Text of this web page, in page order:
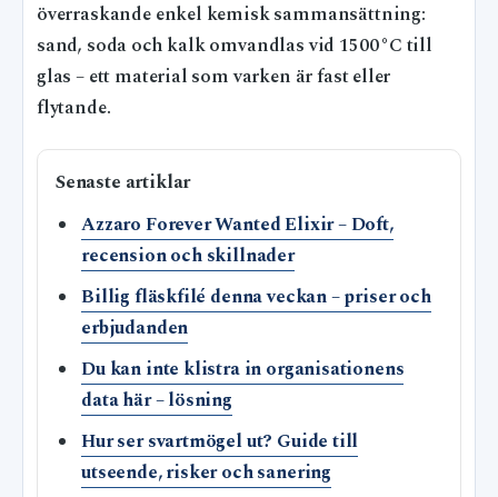
överraskande enkel kemisk sammansättning:
sand, soda och kalk omvandlas vid 1500 °C till
glas – ett material som varken är fast eller
flytande.
Senaste artiklar
Azzaro Forever Wanted Elixir – Doft,
recension och skillnader
Billig fläskfilé denna veckan – priser och
erbjudanden
Du kan inte klistra in organisationens
data här – lösning
Hur ser svartmögel ut? Guide till
utseende, risker och sanering